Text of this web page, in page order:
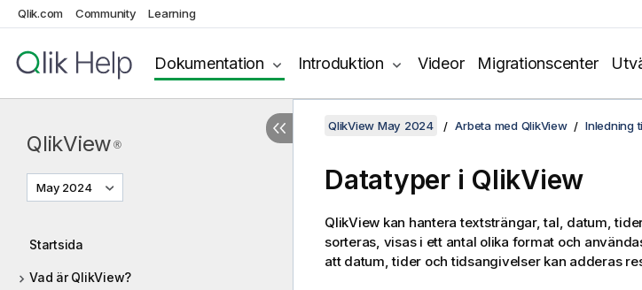
Qlik.com Community Learning
Dokumentation Introduktion Videor Migrationscenter
QlikView ®
May 2024
Startsida
Vad är QlikView?
QlikView May 2024 Arbeta med QlikView Inledning
Datatyper i QlikView
QlikView kan hantera textsträngar, tal, datum,
sorteras, visas i ett antal olika format och
att datum, tider och tidsangivelser kan adderas